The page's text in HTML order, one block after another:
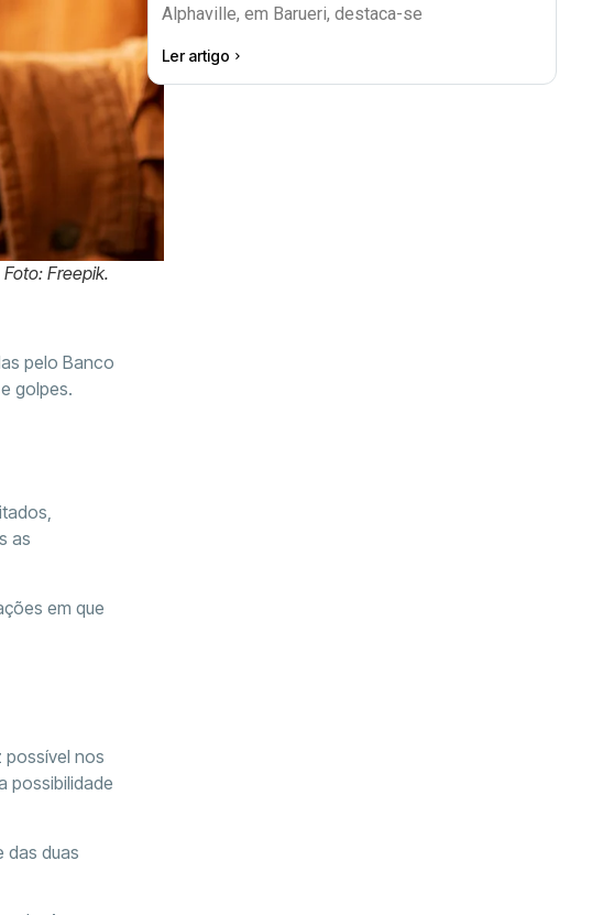
Freepik.
pelo Banco
golpes.
as
em que
possível nos
possibilidade
das duas
Alphaville, em Barueri, destaca-se
Ler artigo